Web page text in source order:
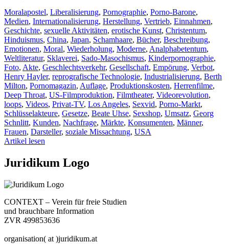
Moralapostel, Liberalisierung, Pornographie, Porno-Barone,
Medien, Internationalisierung, Herstellung, Vertrieb, Einnahmen,
Geschichte, sexuelle Aktivitäten, erotische Kunst, Christentum,
Hinduismus, China, Japan, Schamhaare, Bücher, Beschreibung,
Emotionen, Moral, Wiederholung, Moderne, Analphabetentum,
Weltliteratur, Sklaverei, Sado-Masochismus, Kinderpornographie,
Foto, Akte, Geschlechtsverkehr, Gesellschaft, Empörung, Verbot,
Henry Hayler, reprografische Technologie, Industrialisierung, Berth
Milton, Pornomagazin, Auflage, Produktionskosten, Herrenfilme,
Deep Throat, US-Filmproduktion, Filmtheater, Videorevolution,
loops, Videos, Privat-TV, Los Angeles, Sexvid, Porno-Markt,
Schlüsselakteure, Gesetze, Beate Uhse, Sexshop, Umsatz, Georg
Schnlitt, Kunden, Nachfrage, Märkte, Konsumenten, Männer,
Frauen, Darsteller, soziale Missachtung, USA
Artikel lesen
Juridikum Logo
CONTEXT – Verein für freie Studien
und brauchbare Information
ZVR 499853636
organisation( at )juridikum.at